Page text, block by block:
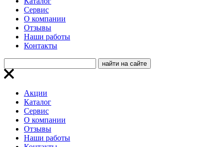
Сервис
О компании
Отзывы
Наши работы
Контакты
Акции
Каталог
Сервис
О компании
Отзывы
Наши работы